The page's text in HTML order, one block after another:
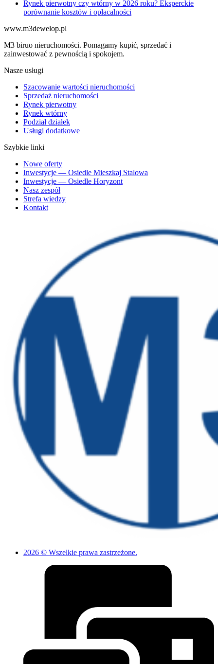
Rynek pierwotny czy wtórny w 2026 roku? Eksperckie
porównanie kosztów i opłacalności
www.m3dewelop.pl
M3 biruo nieruchomości. Pomagamy kupić, sprzedać i
zainwestować z pewnością i spokojem.
Nasze usługi
Szacowanie wartości nieruchomości
Sprzedaż nieruchomości
Rynek pierwotny
Rynek wtórny
Podział działek
Usługi dodatkowe
Szybkie linki
Nowe oferty
Inwestycje — Osiedle Mieszkaj Stalowa
Inwestycje — Osiedle Horyzont
Nasz zespół
Strefa wiedzy
Kontakt
2026 © Wszelkie prawa zastrzeżone.